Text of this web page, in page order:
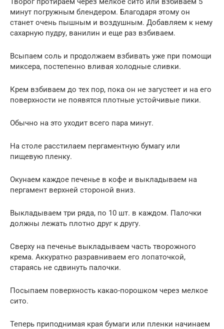
минут погружным блендером. Благодаря этому он
станет очень пышным и воздушным. Добавляем к нему
сахарную пудру, ванилин и еще раз взбиваем.
Всыпаем соль и продолжаем взбивать уже при помощи
миксера, постепенно вливая холодные сливки.
Крем взбиваем до тех пор, пока он не загустеет и на его
поверхности не появятся плотные устойчивые пики.
Обычно на это уходит всего пара минут.
На столе расстилаем пергаментную бумагу или
пищевую пленку.
Окунаем каждое печенье в кофе и выкладываем на
пергамент верхней стороной вниз.
Выкладываем три ряда, по 10 шт. в каждом. Палочки
должны лежать плотно друг к другу.
Сверху на печенье выкладываем часть творожного
крема. Аккуратно разравниваем его лопаточкой,
стараясь не сдвинуть палочки.
Посыпаем поверхность какао-порошком через мелкое
сито.
Теперь приподнимая края бумаги или пленки начинаем